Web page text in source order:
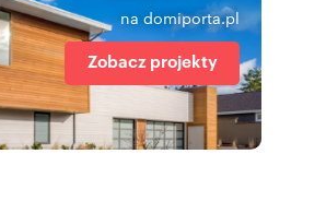
na domiporta.pl
Zobacz projekty